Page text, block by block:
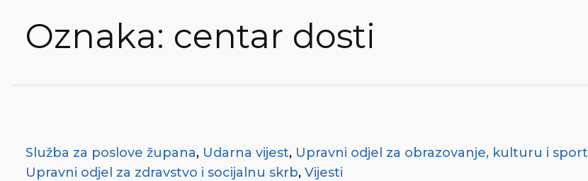
Oznaka: centar dosti
Služba za poslove župana, Udarna vijest, Upravni odjel za obrazovanje, kulturu i sport
Upravni odjel za zdravstvo i socijalnu skrb, Vijesti